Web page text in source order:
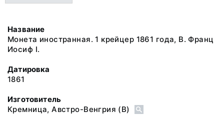
Название
Монета иностранная. 1 крейцер 1861 года, В. Франц
Иосиф I.
Датировка
1861
Изготовитель
Кремница, Австро-Венгрия (В)